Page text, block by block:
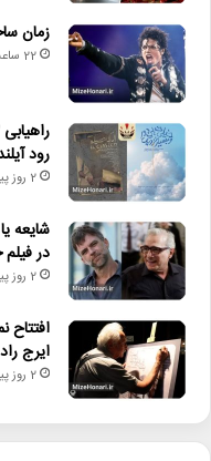
زمان ساخت
22 ساعت پیش
رود
2 روز پیش
شایعه
در
2 روز پیش
ایرج راد
2 روز پیش